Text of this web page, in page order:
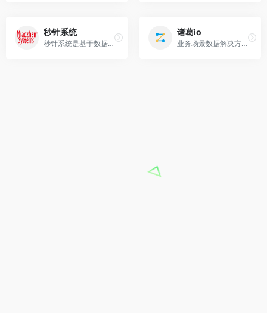
秒针系统
秒针系统是基于数据和人工智能提供企业营销增长服务的第三方技术公司
诸葛io
业务场景数据解决方案提供商